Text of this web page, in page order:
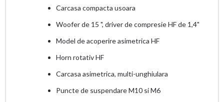
Carcasa compacta usoara
Woofer de 15 ", driver de compresie HF de 1,4"
Model de acoperire asimetrica HF
Horn rotativ HF
Carcasa asimetrica, multi-unghiulara
Puncte de suspendare M10 si M6